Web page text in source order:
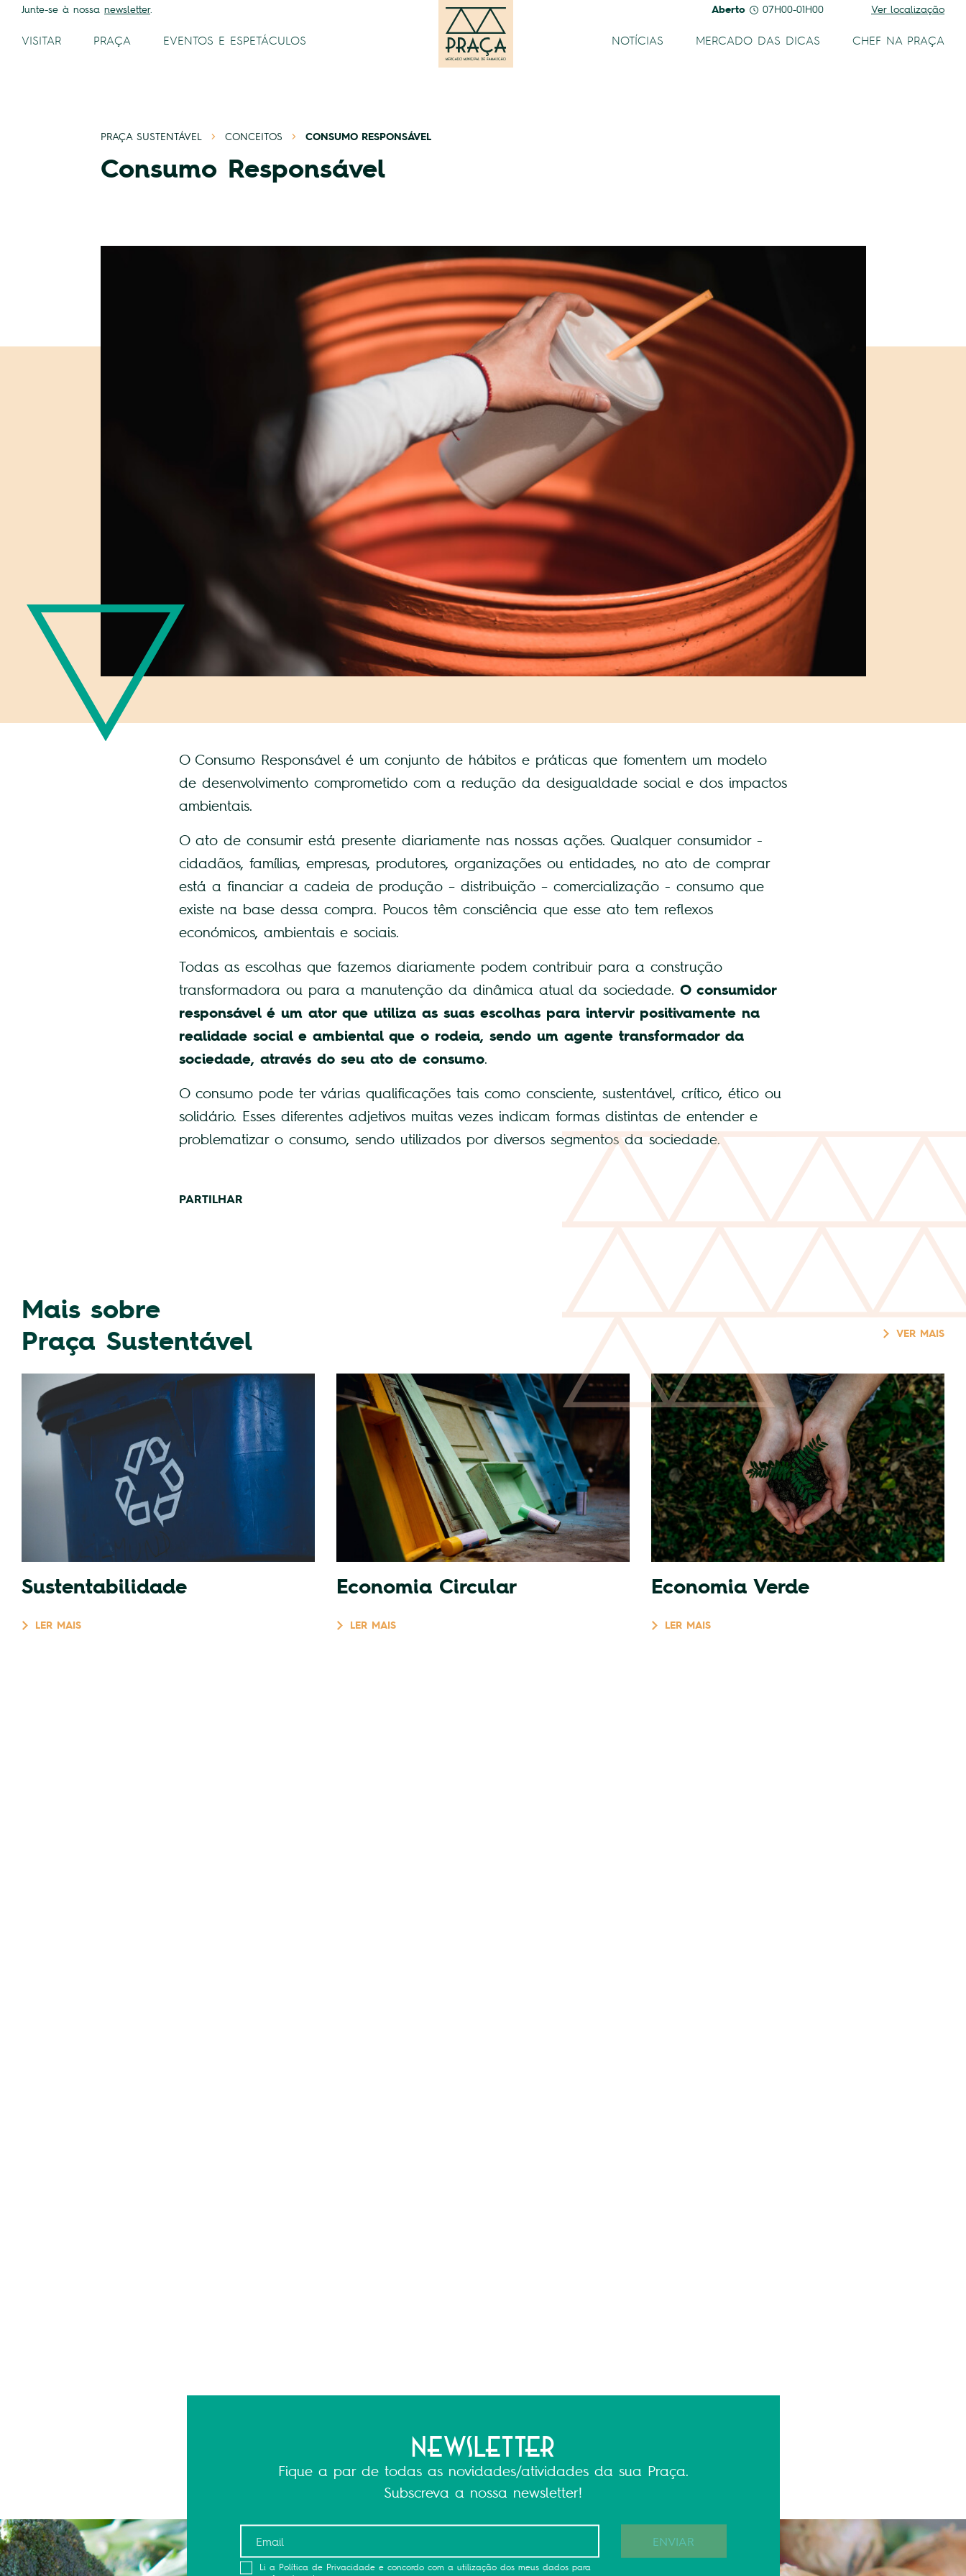
Junte-se à nossa newsletter. Aberto 07H00-01H00 Ver localização
VISITAR PRAÇA EVENTOS E ESPETÁCULOS NOTÍCIAS MERCADO DAS DICAS CHEF NA PRAÇA
PRAÇA SUSTENTÁVEL CONCEITOS CONSUMO RESPONSÁVEL
Consumo Responsável
O Consumo Responsável é um conjunto de hábitos e práticas que fomentem um modelo
de desenvolvimento comprometido com a redução da desigualdade social e dos impactos
ambientais.
O ato de consumir está presente diariamente nas nossas ações. Qualquer consumidor -
cidadãos, famílias, empresas, produtores, organizações ou entidades, no ato de comprar
está a financiar a cadeia de produção – distribuição – comercialização - consumo que
existe na base dessa compra. Poucos têm consciência que esse ato tem reflexos
económicos, ambientais e sociais.
Todas as escolhas que fazemos diariamente podem contribuir para a construção
transformadora ou para a manutenção da dinâmica atual da sociedade. O consumidor
responsável é um ator que utiliza as suas escolhas para intervir positivamente na
realidade social e ambiental que o rodeia, sendo um agente transformador da
sociedade, através do seu ato de consumo.
O consumo pode ter várias qualificações tais como consciente, sustentável, crítico, ético ou
solidário. Esses diferentes adjetivos muitas vezes indicam formas distintas de entender e
problematizar o consumo, sendo utilizados por diversos segmentos da sociedade.
PARTILHAR
Mais sobre
Praça Sustentável
VER MAIS
Sustentabilidade
LER MAIS
Economia Circular
LER MAIS
Economia Verde
LER MAIS
Newsletter
Fique a par de todas as novidades/atividades da sua Praça.
Subscreva a nossa newsletter!
ENVIAR
Li a Política de Privacidade e concordo com a utilização dos meus dados para